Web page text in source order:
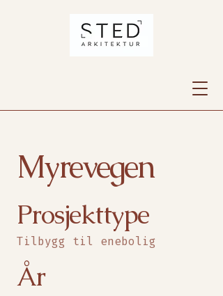
Myrevegen
Prosjekttype
Tilbygg til enebolig
År